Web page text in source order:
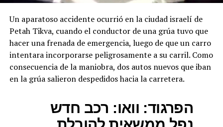
Un aparatoso accidente ocurrió en la ciudad israelí de
Petah Tikva, cuando el conductor de una grúa tuvo que
hacer una frenada de emergencia, luego de que un carro
intentara incorporarse peligrosamente a su carril. Como
consecuencia de la maniobra, dos autos nuevos que iban
en la grúa salieron despedidos hacia la carretera.
הפרגוד: וואו: רכב חדש